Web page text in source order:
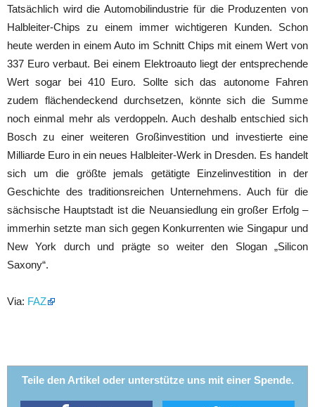
Tatsächlich wird die Automobilindustrie für die Produzenten von
Halbleiter-Chips zu einem immer wichtigeren Kunden. Schon
heute werden in einem Auto im Schnitt Chips mit einem Wert von
337 Euro verbaut. Bei einem Elektroauto liegt der entsprechende
Wert sogar bei 410 Euro. Sollte sich das autonome Fahren
zudem flächendeckend durchsetzen, könnte sich die Summe
noch einmal mehr als verdoppeln. Auch deshalb entschied sich
Bosch zu einer weiteren Großinvestition und investierte eine
Milliarde Euro in ein neues Halbleiter-Werk in Dresden. Es handelt
sich um die größte jemals getätigte Einzelinvestition in der
Geschichte des traditionsreichen Unternehmens. Auch für die
sächsische Hauptstadt ist die Neuansiedlung ein großer Erfolg –
immerhin setzte man sich gegen Konkurrenten wie Singapur und
New York durch und prägte so weiter den Slogan „Silicon
Saxony“.
Via: FAZ
Teile den Artikel oder unterstütze uns mit einer Spende.